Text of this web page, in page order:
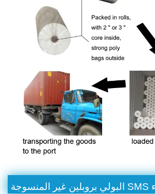
التعليمات من ماء SMS البولي بروبلين غير المنسوجة